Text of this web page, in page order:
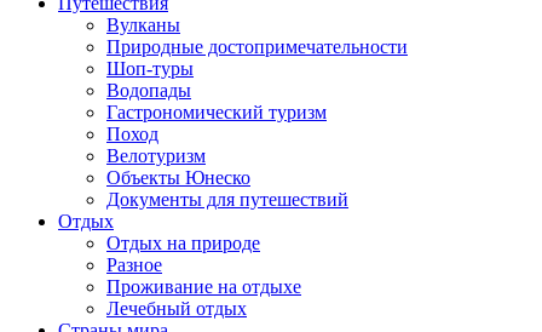
Вулканы
Природные достопримечательности
Шоп-туры
Водопады
Гастрономический туризм
Поход
Велотуризм
Объекты Юнеско
Документы для путешествий
Отдых
Отдых на природе
Разное
Проживание на отдыхе
Лечебный отдых